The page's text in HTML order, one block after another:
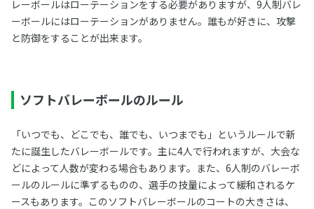
レーボールはローテーションをする必要がありますが、9人制バレ
ーボールにはローテーションがありません。誰もが好きに、攻撃
と防御をすることが出来ます。
ソフトバレーボールのルール
「いつでも、どこでも、誰でも、いつまでも」というルールで新
たに誕生したバレーボールです。主に4人で行われますが、大会な
どによって人数が変わる場合もあります。また、6人制のバレーボ
ールのルールに準ずるものの、選手の技量によって緩和されるケ
ースもあります。このソフトバレーボールのコートの大きさは、